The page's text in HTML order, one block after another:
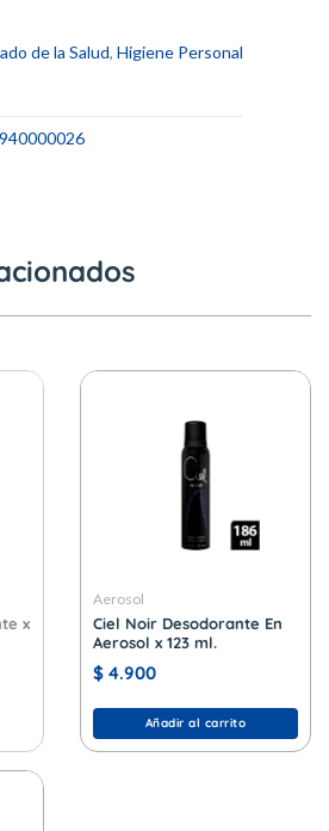
de la Salud, Higiene Personal
x
Aerosol
Ciel Noir Desodorante En
Aerosol x 123 ml.
$ 4.900
Añadir al carrito